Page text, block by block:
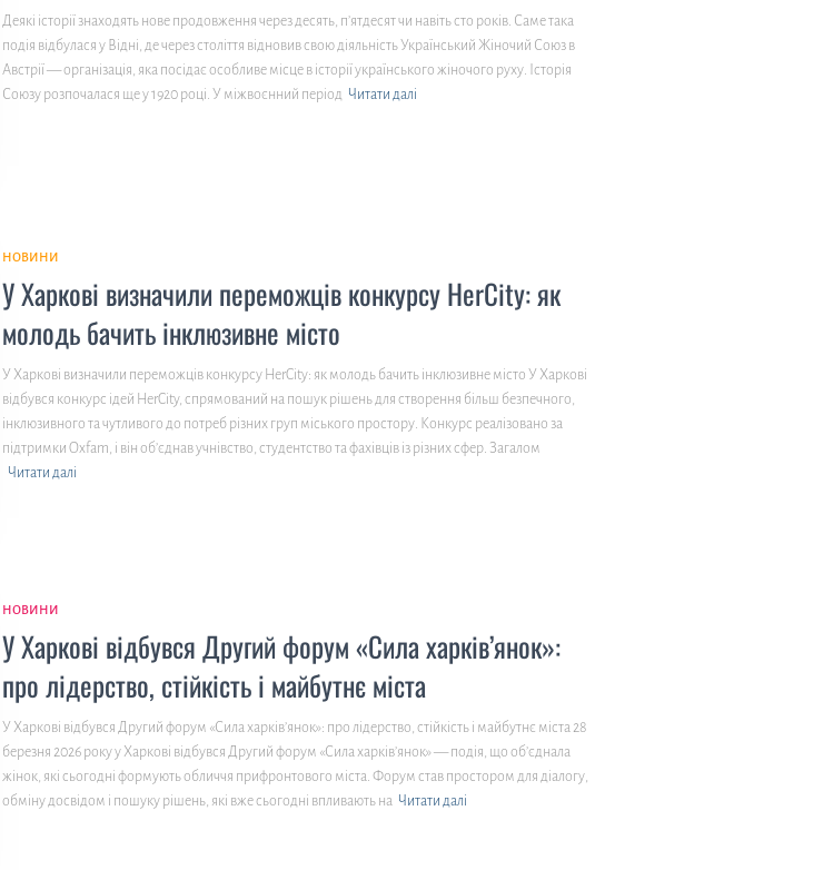
Деякі історії знаходять нове продовження через десять, п’ятдесят чи навіть сто років. Саме така
подія відбулася у Відні, де через століття відновив свою діяльність Український Жіночий Союз в
Австрії — організація, яка посідає особливе місце в історії українського жіночого руху. Історія
Союзу розпочалася ще у 1920 році. У міжвоєнний період Читати далі
НОВИНИ
У Харкові визначили переможців конкурсу HerCity: як
молодь бачить інклюзивне місто
У Харкові визначили переможців конкурсу HerCity: як молодь бачить інклюзивне місто У Харкові
відбувся конкурс ідей HerCity, спрямований на пошук рішень для створення більш безпечного,
інклюзивного та чутливого до потреб різних груп міського простору. Конкурс реалізовано за
підтримки Oxfam, і він об’єднав учнівство, студентство та фахівців із різних сфер. Загалом
Читати далі
НОВИНИ
У Харкові відбувся Другий форум «Сила харків’янок»:
про лідерство, стійкість і майбутнє міста
У Харкові відбувся Другий форум «Сила харків’янок»: про лідерство, стійкість і майбутнє міста 28
березня 2026 року у Харкові відбувся Другий форум «Сила харків’янок» — подія, що об’єднала
жінок, які сьогодні формують обличчя прифронтового міста. Форум став простором для діалогу,
обміну досвідом і пошуку рішень, які вже сьогодні впливають на Читати далі